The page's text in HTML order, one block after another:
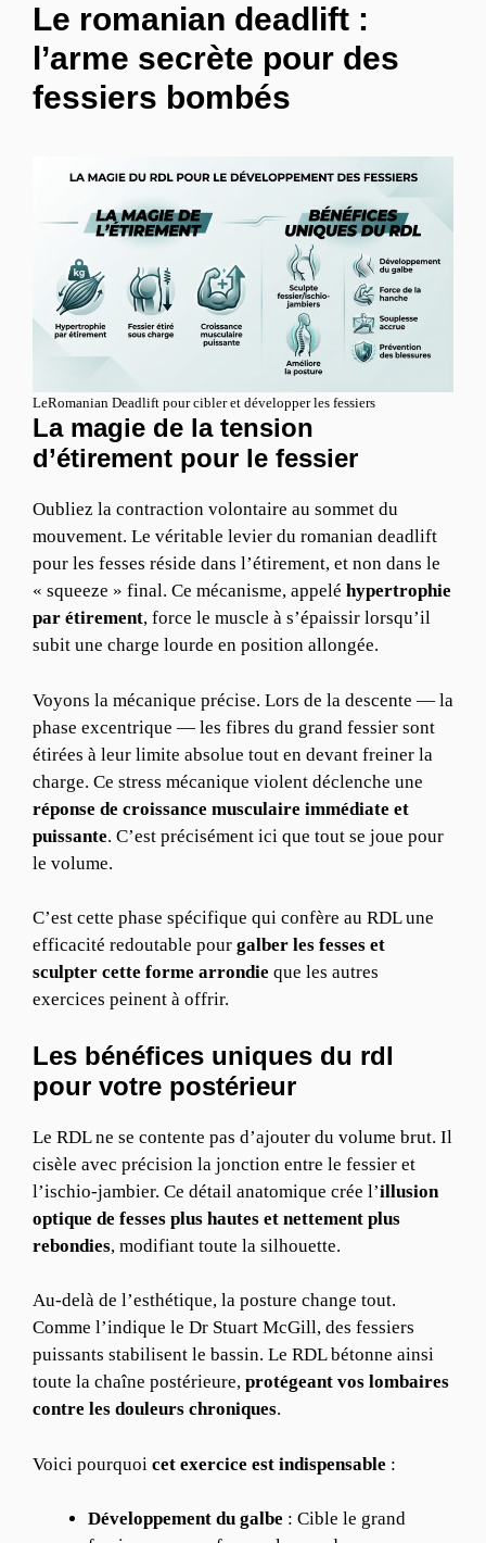
Le romanian deadlift :
l’arme secrète pour des
fessiers bombés
LeRomanian Deadlift pour cibler et développer les fessiers
La magie de la tension
d’étirement pour le fessier
Oubliez la contraction volontaire au sommet du
mouvement. Le véritable levier du romanian deadlift
pour les fesses réside dans l’étirement, et non dans le
« squeeze » final. Ce mécanisme, appelé hypertrophie
par étirement, force le muscle à s’épaissir lorsqu’il
subit une charge lourde en position allongée.
Voyons la mécanique précise. Lors de la descente — la
phase excentrique — les fibres du grand fessier sont
étirées à leur limite absolue tout en devant freiner la
charge. Ce stress mécanique violent déclenche une
réponse de croissance musculaire immédiate et
puissante. C’est précisément ici que tout se joue pour
le volume.
C’est cette phase spécifique qui confère au RDL une
efficacité redoutable pour galber les fesses et
sculpter cette forme arrondie que les autres
exercices peinent à offrir.
Les bénéfices uniques du rdl
pour votre postérieur
Le RDL ne se contente pas d’ajouter du volume brut. Il
cisèle avec précision la jonction entre le fessier et
l’ischio-jambier. Ce détail anatomique crée l’illusion
optique de fesses plus hautes et nettement plus
rebondies, modifiant toute la silhouette.
Au-delà de l’esthétique, la posture change tout.
Comme l’indique le Dr Stuart McGill, des fessiers
puissants stabilisent le bassin. Le RDL bétonne ainsi
toute la chaîne postérieure, protégeant vos lombaires
contre les douleurs chroniques.
Voici pourquoi cet exercice est indispensable :
Développement du galbe : Cible le grand